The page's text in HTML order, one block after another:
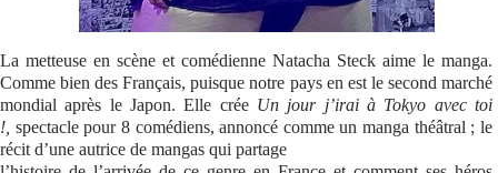
La metteuse en scène et comédienne Natacha Steck aime le manga.
Comme bien des Français, puisque notre pays en est le second marché
mondial après le Japon. Elle crée Un jour j’irai à Tokyo avec toi
!, spectaclepour 8 comédiens, annoncé comme un manga théâtral ; le
récit d’une autrice de mangas qui partage